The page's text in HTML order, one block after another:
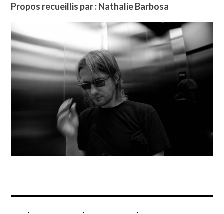
Propos recueillis par : Nathalie Barbosa